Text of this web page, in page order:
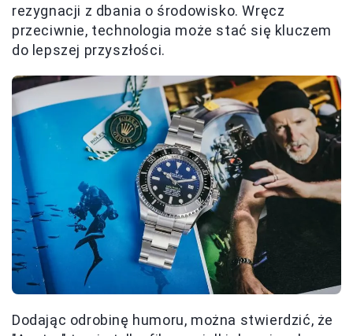
rezygnacji z dbania o środowisko. Wręcz
przeciwnie, technologia może stać się kluczem
do lepszej przyszłości.
Dodając odrobinę humoru, można stwierdzić, że